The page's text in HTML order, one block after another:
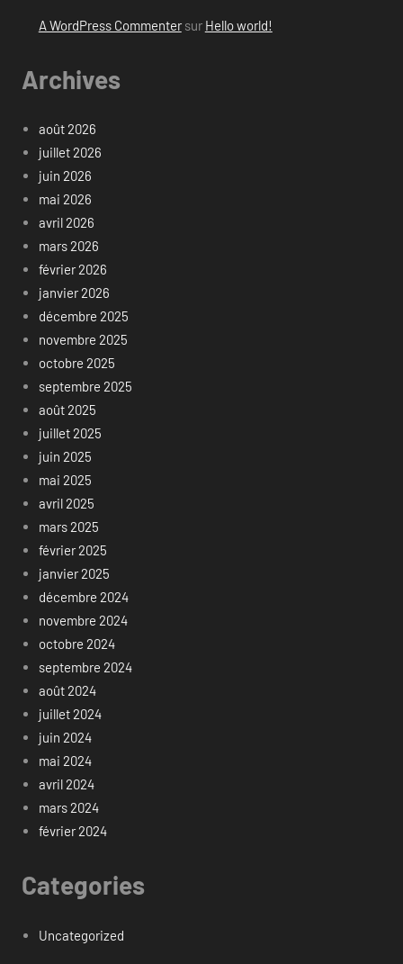
A WordPress Commentersur Hello world!
Archives
août 2026
juillet 2026
juin 2026
mai 2026
avril 2026
mars 2026
février 2026
janvier 2026
décembre 2025
novembre 2025
octobre 2025
septembre 2025
août 2025
juillet 2025
juin 2025
mai 2025
avril 2025
mars 2025
février 2025
janvier 2025
décembre 2024
novembre 2024
octobre 2024
septembre 2024
août 2024
juillet 2024
juin 2024
mai 2024
avril 2024
mars 2024
février 2024
Categories
Uncategorized